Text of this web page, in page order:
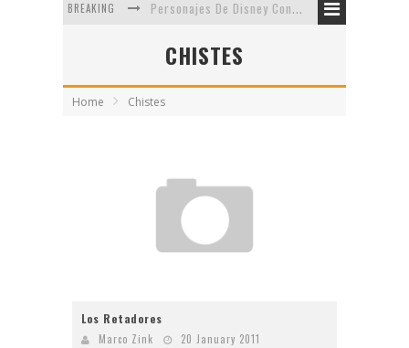
BREAKING Personajes De Disney Con Vestuarios Contemporáneos
CHISTES
Home Chistes
Los Retadores
Marco Zink
20 January 2011